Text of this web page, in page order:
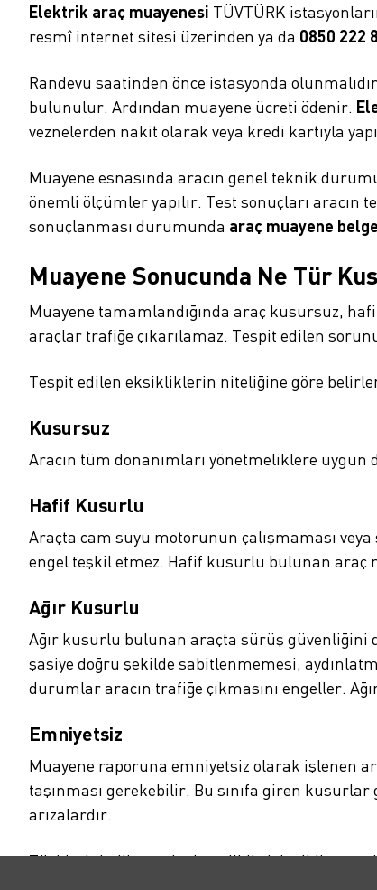
Elektrik araç muayenesi TÜVTÜRK
resmî internet sitesi üzerinden ya da 0850 222
Randevu saatinden önce istasyonda
bulunulur. Ardından muayene ücreti ödenir.
veznelerden nakit olarak veya kredi kartıyla
Muayene esnasında aracın genel teknik
önemli ölçümler yapılır. Test sonuçları
sonuçlanması durumunda araç muayene
Muayene Sonucunda Ne Tür
Muayene tamamlandığında araç kusursuz,
araçlar trafiğe çıkarılamaz. Tespit edilen
Tespit edilen eksikliklerin niteliğine göre
Kusursuz
Aracın tüm donanımları yönetmeliklere
Hafif Kusurlu
Araçta cam suyu motorunun çalışmaması
engel teşkil etmez. Hafif kusurlu bulunan araç
Ağır Kusurlu
Ağır kusurlu bulunan araçta sürüş güvenliğini
şasiye doğru şekilde sabitlenmemesi,
durumlar aracın trafiğe çıkmasını engeller.
Emniyetsiz
Muayene raporuna emniyetsiz olarak işlenen
taşınması gerekebilir. Bu sınıfa giren
arızalardır.
Türkiye’nin ilk ve tek abonelikli elektrikli araç